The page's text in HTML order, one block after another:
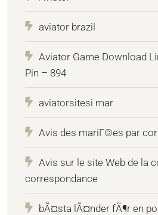
aviator brazil
Aviator Game Download
Pin – 894
aviatorsitesi mar
Avis des mariГ©es par
Avis sur le site Web de la
correspondance
bÃ¤sta lÃ¤nder fÃ¶r en